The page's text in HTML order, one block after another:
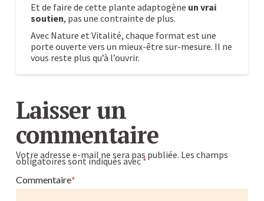
Et de faire de cette plante adaptogène un vrai
soutien, pas une contrainte de plus.
Avec Nature et Vitalité, chaque format est une
porte ouverte vers un mieux-être sur-mesure. Il ne
vous reste plus qu’à l’ouvrir.
Poudre
ou
gélules
d’Ashwagandha
:
laquelle
choisir
Laisser un
commentaire
Votre adresse e-mail ne sera pas publiée. Les champs
obligatoires sont indiqués avec*
Commentaire*